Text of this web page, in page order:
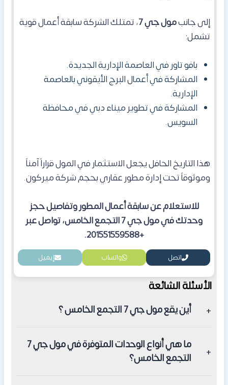
إلى جانبمول جي 7 ، تمتلك الشركة سابقة أعمال قوية
تشمل:
بافو تاور في العاصمة الإدارية الجديدة.
المشاركة في أعمال البرج الأيقوني بالعاصمة
الإدارية.
المشاركة في تطوير ميناء دبي في محافظة
السويس.
هذا التاريخ الحافل يجعل الاستثمار في المولقراراً آمناً
وموثوقاً تحت إدارة مطور عقاري بحجم شركة ميركون.
للاستعلام عن سابقة أعمال المطور وتفاصيل حجز
وحدتك في مول جي 7 التجمع الخامس، تواصل عبر
+201551559588.
اتصل واتساب إيميل
الأسئلة الشائعة
أين يقع مول جي 7 التجمع الخامس ؟
يقع المول في منطقة التسعين الشمالي بالقاهرة الجديدة،
مباشرة بجوار مستشفى المراسم وأمام بنزينة تشيل أوت.
ما هي أنواع الوحدات المتوفرة في مول جي 7
التجمع الخامس؟